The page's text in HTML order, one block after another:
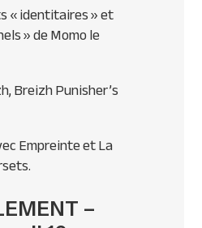
« identitaires » et
» de Momo le
Breizh Punisher’s
Empreinte et La
–